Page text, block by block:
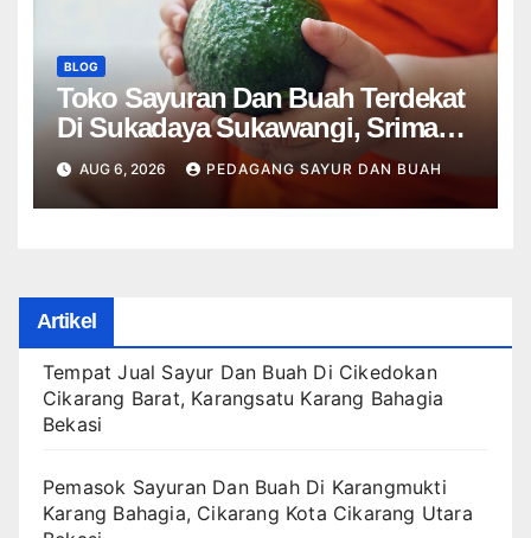
BLOG
Toko Sayuran Dan Buah Terdekat
Di Sukadaya Sukawangi, Srimahi
Tambun Selatan Bekasi
AUG 6, 2026 PEDAGANG SAYUR DAN BUAH
Artikel
Tempat Jual Sayur Dan Buah Di Cikedokan
Cikarang Barat, Karangsatu Karang Bahagia
Bekasi
Pemasok Sayuran Dan Buah Di Karangmukti
Karang Bahagia, Cikarang Kota Cikarang Utara